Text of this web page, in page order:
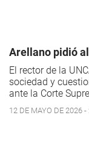
Arellano pidió
El rector de la
sociedad y
ante la Corte
12 DE MAYO DE 2026 -